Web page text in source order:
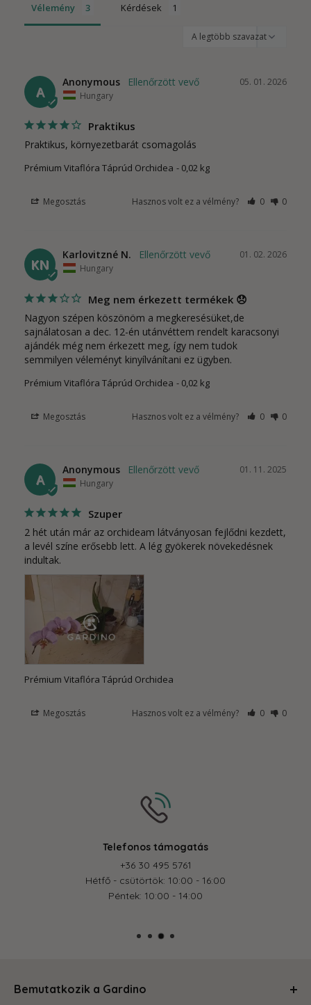
Vélemény Kérdések
A
05. 01. 2026
Anonymous
Hungary
Praktikus
Praktikus, környezetbarát csomagolás
Prémium Vitaflóra Táprúd Orchidea 0,02 kg
Megosztás Hasznos volt ez a vélmény? 0 0
KN
01. 02. 2026
Karlovitzné N.
Hungary
Meg nem érkezett termékek 😞
Nagyon szépen köszönöm a megkeresésüket,de
sajnálatosan a dec. 12-én utánvéttem rendelt karacsonyi
ajándék még nem érkezett meg, így nem tudok
semmilyen véleményt kinyílvánítani ez ügyben.
Prémium Vitaflóra Táprúd Orchidea 0,02 kg
Megosztás Hasznos volt ez a vélmény? 0 0
A
01. 11. 2025
Anonymous
Hungary
Szuper
2 hét után már az orchideam látványosan fejlődni kezdett,
a levél színe erősebb lett. A lég gyökerek növekedésnek
indultak.
Prémium Vitaflóra Táprúd Orchidea
Megosztás Hasznos volt ez a vélmény? 0 0
Telefonos támogatás
+36 30 495 5761
Hétfő - csütörtök: 10:00 - 16:00
Péntek: 10:00 - 14:00
Bemutatkozik a Gardino